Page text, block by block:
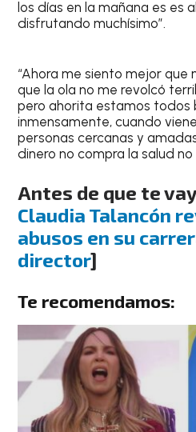
los días en la mañana es es
disfrutando muchísimo”.
“Ahora me siento mejor que
que la ola no me revolcó
pero ahorita estamos todos
inmensamente, cuando
personas cercanas y
dinero no compra la salud no
Antes de que te
Claudia Talancón
abusos en su
director]
Te recomendamos: